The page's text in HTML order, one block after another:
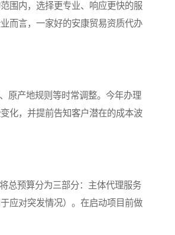
围内，选择更专业、响应更快的服
而言，一家好的安康贸易资质代办
产地规则等时常调整。今年办理
化，并提前告知客户潜在的成本波
预算分为三部分：主体代理服务
应对突发情况）。在启动项目前做